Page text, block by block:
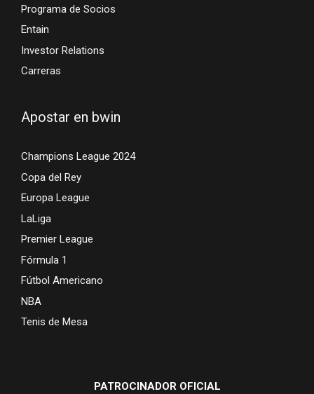
Programa de Socios
Entain
Investor Relations
Carreras
Apostar en bwin
Champions League 2024
Copa del Rey
Europa League
LaLiga
Premier League
Fórmula 1
Fútbol Americano
NBA
Tenis de Mesa
PATROCINADOR OFICIAL